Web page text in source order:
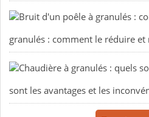
granulés : comment le réduire et
sont les avantages et les